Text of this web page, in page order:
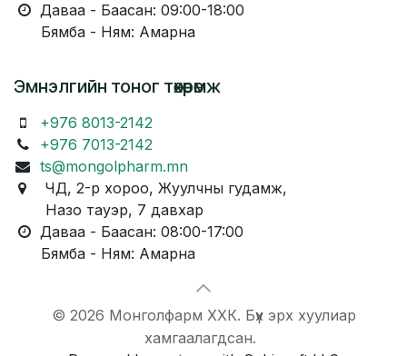
Даваа - Баасан: 09:00-18:00
Бямба - Ням: Амарна
Эмнэлгийн тоног төхөөрөмж
+976 8013-2142
+976 7013-2142
ts@mongolpharm.mn
ЧД, 2-р хороо, Жуулчны гудамж,
Назо тауэр, 7 давхар
Даваа - Баасан: 08:00-17:00
Бямба - Ням: Амарна
© 2026 Монголфарм ХХК. Бүх эрх хуулиар
хамгаалагдсан.